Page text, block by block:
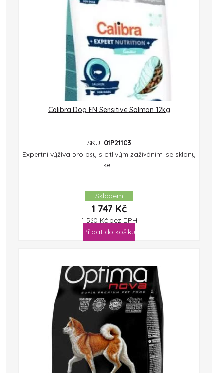
Calibra Dog EN Sensitive Salmon 12kg
SKU: 01P21103
Expertní výživa pro psy s citlivým zažíváním, se sklony
ke...
Skladem
1 747 Kč
1 560 Kč bez DPH
Přidat do košíku